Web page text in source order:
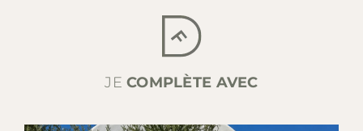
JECOMPLÈTE AVEC